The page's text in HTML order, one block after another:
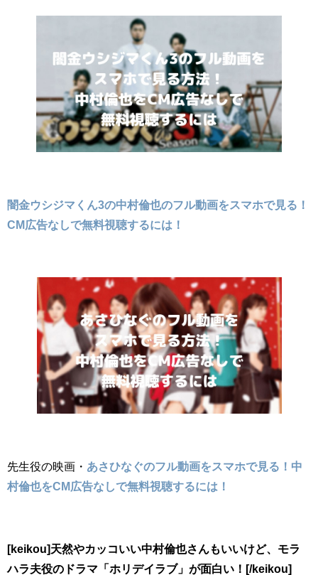
闇金ウシジマくん3の中村倫也のフル動画をスマホで見る！
CM広告なしで無料視聴するには！
先生役の映画・ あさひなぐのフル動画をスマホで見る！中
村倫也をCM広告なしで無料視聴するには！
[keikou]天然やカッコいい中村倫也さんもいいけど、モラ
ハラ夫役のドラマ「ホリデイラブ」が面白い！[/keikou]